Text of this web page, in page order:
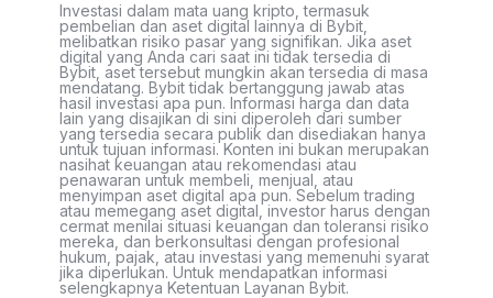
Investasi dalam mata uang kripto, termasuk
pembelian dan aset digital lainnya di Bybit,
melibatkan risiko pasar yang signifikan. Jika aset
digital yang Anda cari saat ini tidak tersedia di
Bybit, aset tersebut mungkin akan tersedia di masa
mendatang. Bybit tidak bertanggung jawab atas
hasil investasi apa pun. Informasi harga dan data
lain yang disajikan di sini diperoleh dari sumber
yang tersedia secara publik dan disediakan hanya
untuk tujuan informasi. Konten ini bukan merupakan
nasihat keuangan atau rekomendasi atau
penawaran untuk membeli, menjual, atau
menyimpan aset digital apa pun. Sebelum trading
atau memegang aset digital, investor harus dengan
cermat menilai situasi keuangan dan toleransi risiko
mereka, dan berkonsultasi dengan profesional
hukum, pajak, atau investasi yang memenuhi syarat
jika diperlukan. Untuk mendapatkan informasi
selengkapnya Ketentuan Layanan Bybit.